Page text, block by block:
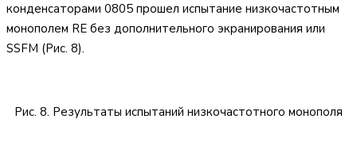
конденсаторами 0805 прошел испытание низкочастотным
монополем RE без дополнительного экранирования или
SSFM (Рис. 8).
Рис. 8. Результаты испытаний низкочастотного монополя